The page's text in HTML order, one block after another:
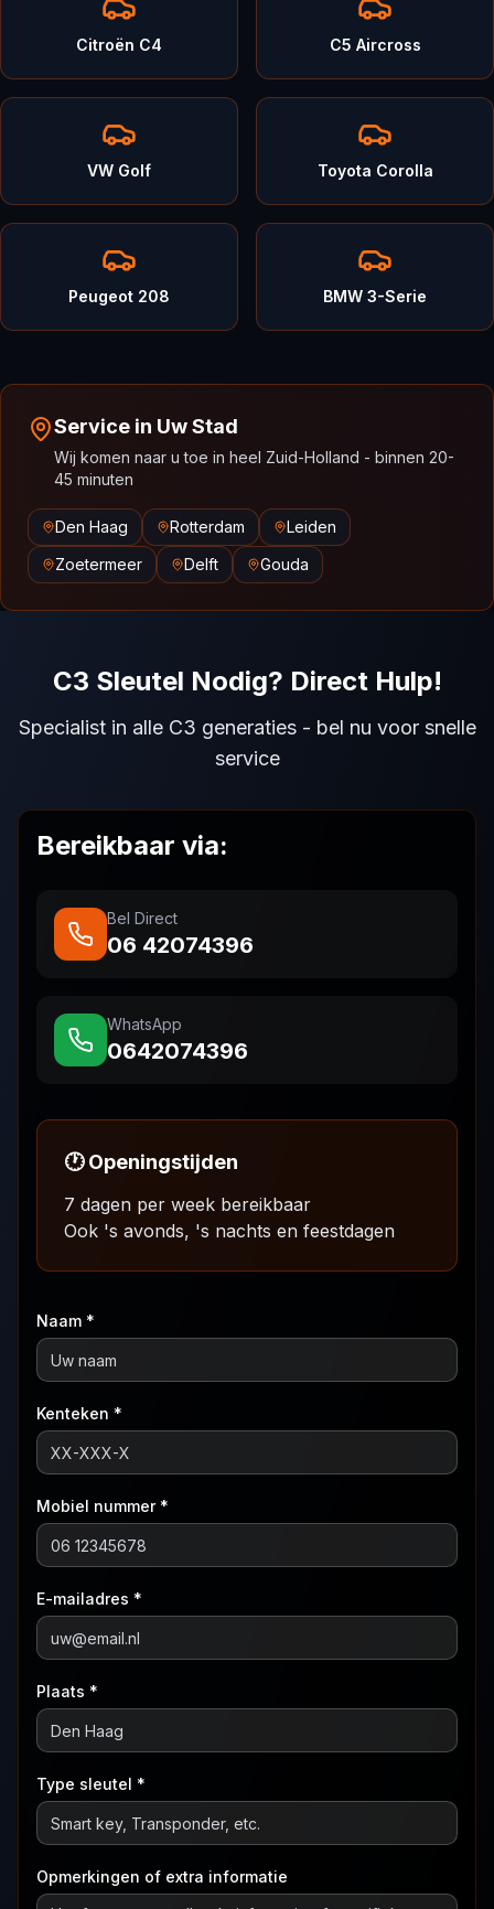
Citroën C4 C5 Aircross
VW Golf Toyota Corolla
Peugeot 208 BMW 3-Serie
Service in Uw Stad
Wij komen naar u toe in heel Zuid-Holland - binnen 20-
45 minuten
Den Haag Rotterdam
Leiden
Zoetermeer
Delft Gouda
C3 Sleutel Nodig? Direct Hulp!
Specialist in alle C3 generaties - bel nu voor snelle
service
Bereikbaar via:
Bel Direct
06 42074396
WhatsApp
0642074396
🕐 Openingstijden
7 dagen per week bereikbaar
Ook 's avonds, 's nachts en feestdagen
Naam *
Kenteken *
Mobiel nummer *
E-mailadres *
Plaats *
Type sleutel *
Opmerkingen of extra informatie